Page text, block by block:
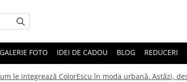
GALERIE FOTO IDEI DE CADOU BLOG REDUCERI
le integrează ColorEscu în moda urbană. Astăzi,